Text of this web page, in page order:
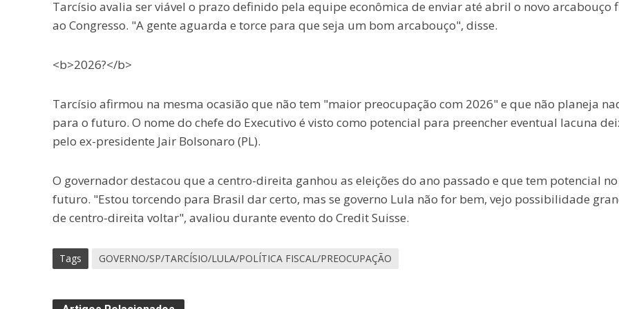
Tarcísio avalia ser viável o prazo definido pela equipe econômica de enviar até abril o novo arcabouço
ao Congresso. "A gente aguarda e torce para que seja um bom arcabouço", disse.
<b>2026?</b>
Tarcísio afirmou na mesma ocasião que não tem "maior preocupação com 2026" e que não planeja
para o futuro. O nome do chefe do Executivo é visto como potencial para preencher eventual lacuna
pelo ex-presidente Jair Bolsonaro (PL).
O governador destacou que a centro-direita ganhou as eleições do ano passado e que tem potencial no
futuro. "Estou torcendo para Brasil dar certo, mas se governo Lula não for bem, vejo possibilidade
de centro-direita voltar", avaliou durante evento do Credit Suisse.
Tags GOVERNO/SP/TARCÍSIO/LULA/POLÍTICA FISCAL/PREOCUPAÇÃO